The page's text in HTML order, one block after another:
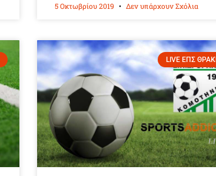
5 Οκτωβρίου 2019 Δεν υπάρχουν Σχόλια
LIVE ΕΠΣ